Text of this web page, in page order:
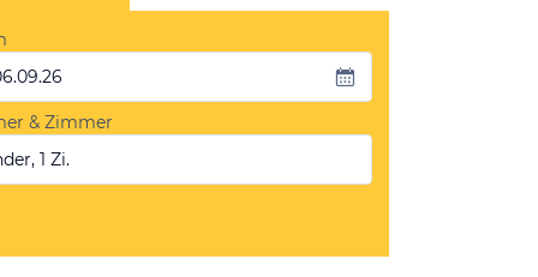
& Zimmer
1 Zi.